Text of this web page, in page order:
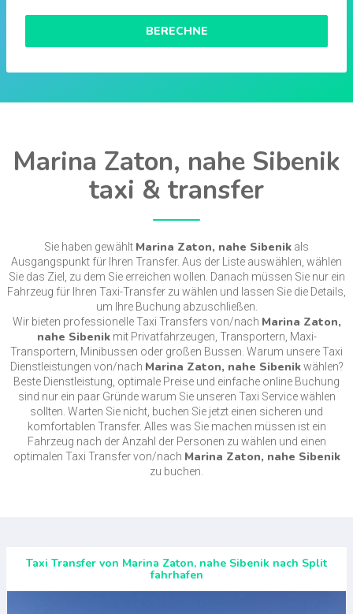
BERECHNE
Marina Zaton, nahe Sibenik
taxi & transfer
Sie haben gewählt Marina Zaton, nahe Sibenik als
Ausgangspunkt für Ihren Transfer. Aus der Liste auswählen, wählen
Sie das Ziel, zu dem Sie erreichen wollen. Danach müssen Sie nur ein
Fahrzeug für Ihren Taxi-Transfer zu wählen und lassen Sie die Details,
um Ihre Buchung abzuschließen.
Wir bieten professionelle Taxi Transfers von/nach Marina Zaton,
nahe Sibenikmit Privatfahrzeugen, Transportern, Maxi-
Transportern, Minibussen oder großen Bussen. Warum unsere Taxi
Dienstleistungen von/nach Marina Zaton, nahe Sibenikwählen?
Beste Dienstleistung, optimale Preise und einfache online Buchung
sind nur ein paar Gründe warum Sie unseren Taxi Service wählen
sollten. Warten Sie nicht, buchen Sie jetzt einen sicheren und
komfortablen Transfer. Alles was Sie machen müssen ist ein
Fahrzeug nach der Anzahl der Personen zu wählen und einen
optimalen Taxi Transfer von/nach Marina Zaton, nahe Sibenik
zu buchen.
Taxi Transfer von Marina Zaton, nahe Sibenik nach Split
fahrhafen